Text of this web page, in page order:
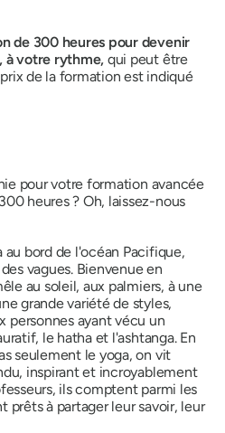
de 300 heures pour devenir
à votre rythme, qui peut être
de la formation est indiqué
pour votre formation avancée
heures ? Oh, laissez-nous
bord de l'océan Pacifique,
vagues. Bienvenue en
au soleil, aux palmiers, à une
grande variété de styles,
personnes ayant vécu un
le hatha et l'ashtanga. En
seulement le yoga, on vit
inspirant et incroyablement
ils comptent parmi les
prêts à partager leur savoir, leur